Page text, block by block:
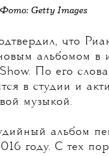
Фото: Getty Images
что
альбомом в
По его
в студии и
музыкой.
альбом
году. С тех